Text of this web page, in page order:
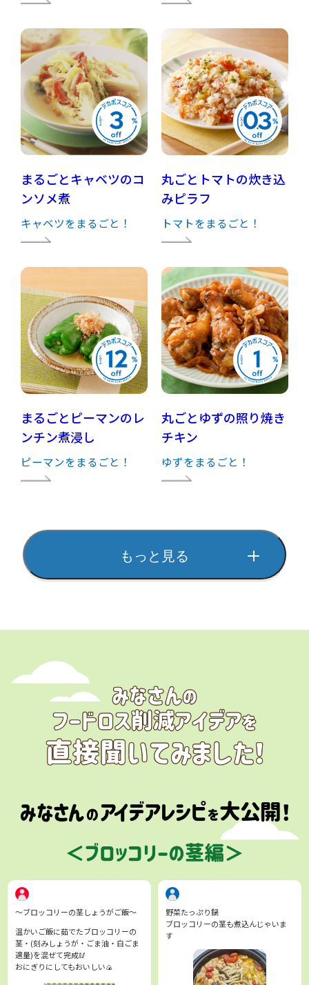
まるごとキャベツのコ
ンソメ煮
キャベツをまるごと！
丸ごとトマトの炊き込
みピラフ
トマトをまるごと！
まるごとピーマンのレ
ンチン煮浸し
ピーマンをまるごと！
丸ごとゆずの照り焼き
チキン
ゆずをまるごと！
もっと見る
〜ブロッコリーの茎しょうがご飯〜
温かいご飯に茹でたブロッコリーの
茎・(刻みしょうが・ごま油・白ごま
適量)を混ぜて完成🥢
おにぎりにしてもおいしい🍙
野菜たっぷり鍋
ブロッコリーの茎も煮込んじゃいま
す